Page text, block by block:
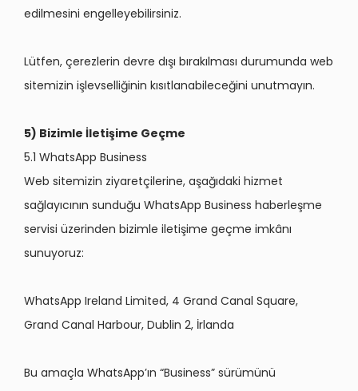
edilmesini engelleyebilirsiniz.
Lütfen, çerezlerin devre dışı bırakılması durumunda web
sitemizin işlevselliğinin kısıtlanabileceğini unutmayın.
5) Bizimle İletişime Geçme
5.1 WhatsApp Business
Web sitemizin ziyaretçilerine, aşağıdaki hizmet
sağlayıcının sunduğu WhatsApp Business haberleşme
servisi üzerinden bizimle iletişime geçme imkânı
sunuyoruz:
WhatsApp Ireland Limited, 4 Grand Canal Square,
Grand Canal Harbour, Dublin 2, İrlanda
Bu amaçla WhatsApp’ın “Business” sürümünü